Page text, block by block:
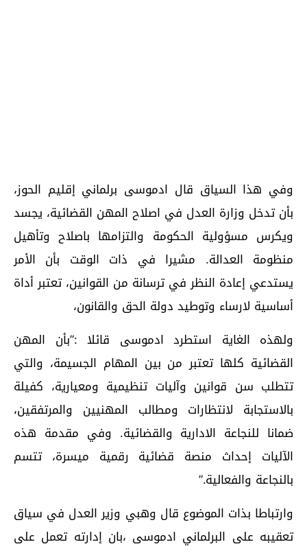
وفي هذا السياق قال ادموسى برلماني إقليم الحوز،
بأن تدخل وزارة العدل في اصلاح المهن القضائية، يجسد
ويكرس مسؤولية الحكومة والتزامها باصلاح وتأهيل
منظومة العدالة. مشيرا في ذات الوقت بأن الأمر
يستدعي إعادة النظر في ترسانة من القوانين، تعتبر أداة
أساسية لارساء وتوطيد دولة الحق والقانون،
ولهذه الغاية استطرد ادموسى قائلا :”بأن المهن
القضائية كلها تعتبر من بين المهام الجسيمة، والتي
تتطلب سن قوانين وآليات تنظيمية ومعيارية، كفيلة
بالاستجابة لانتظارات ومطالب المهنيين والمرتفقين،
ضمانا للنجاعة الادارية والقضائية. وفي مقدمة هذه
الآليات إحداث منصة قضائية رقمية ميسرة، تتسم
بالنجاعة والفعالية.”
وارتباطا بذات الموضوع قال وهبي وزير العدل في سياق
تعقيبه على البرلماني ادموسى ،بان إدارته تعمل على